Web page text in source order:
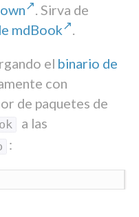
. Sirva de
mdBook
el binario de
con
de paquetes de
a las
: